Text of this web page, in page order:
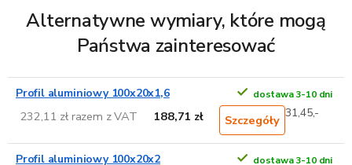
Alternatywne wymiary, które mogą
Państwa zainteresować
Profil aluminiowy 100x20x1,6 dostawa 3-10 dni
232,11 zł razem z VAT 188,71 zł Szczegóły 31,45,-
Profil aluminiowy 100x20x2 dostawa 3-10 dni